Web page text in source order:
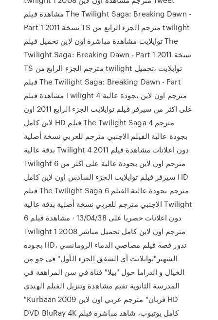
مشاهدة فيلم The Twilight Saga: Breaking Dawn -
Part 1 2011 نسخة TS مترجم الجزء الرابع من twilight
توايلايت مشاهدة مباشرة اون لاين تحميل فيلم The
Twilight Saga: Breaking Dawn - Part 1 2011 نسخة
TS مترجم الجزء الرابع من twilight توايلايت ،تحميل
فيلم The Twilight Saga: Breaking Dawn - Part
مشاهدة فيلم Twilight 4 مترجم اون لاين بجودة عالية
على اكثر من سيرفر فيلم توايلايت الجزء الرابع 2011 اون
لاين كامل HD فيلم The Twilight Saga 4 مترجم
بجودة عالية الفيلم الاجنبي مترجم للعربي نسخة أصلية
بدقة عالية Twilight 4 2011 دون اعلانات مشاهدة فيلم
Twilight 6 مترجم اون لاين بجودة عالية على اكثر من
سيرفر فيلم توايلايت الجزء السادس اون لاين كامل HD
فيلم The Twilight Saga 6 مترجم بجودة عالية الفيلم
الاجنبي مترجم للعربي نسخة أصلية بدقة عالية Twilight
6 دون اعلانات حصريا على 13/04/38 · مشاهدة فيلم
Twilight 1 2008 مترجم اون لاين كامل تحميل مباشر
بجودة HD، تدور قصة فيلم مصاصي الدماء الرومانسي
الشهير"توايلايت أي الشفق الجزء الأول" في جو من
الخيال و الدراما حول "بيلا" فتاة في سن المراهقة في
المدرسة الثانوية تقيم مشاهدة وتنزيل الفيلم الهندي
"Kurbaan 2009 قربان" مترجم عربي اون لاين HD
DVD BluRay 4K كامل يوتيوب، شاهد مباشرة فيلم